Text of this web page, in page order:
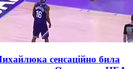
сенсаційно била